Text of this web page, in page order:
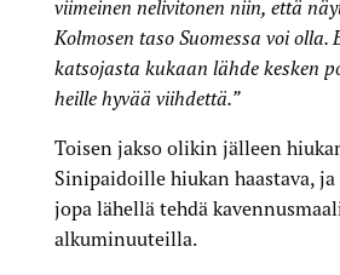
viimeinen nelivitonen niin, että
Kolmosen taso Suomessa voi olla.
katsojasta kukaan lähde kesken
heille hyvää viihdettä.”
Toisen jakso olikin jälleen
Sinipaidoille hiukan haastava, ja
jopa lähellä tehdä
alkuminuuteilla.